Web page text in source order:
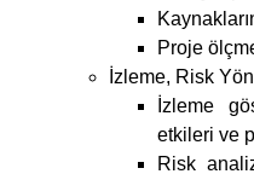
Örnek Proje
Tasarım
Unsurları
olarak
olmayan